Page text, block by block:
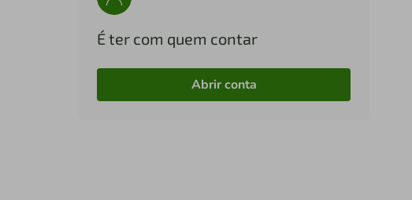
É ter com quem contar
Abrir conta